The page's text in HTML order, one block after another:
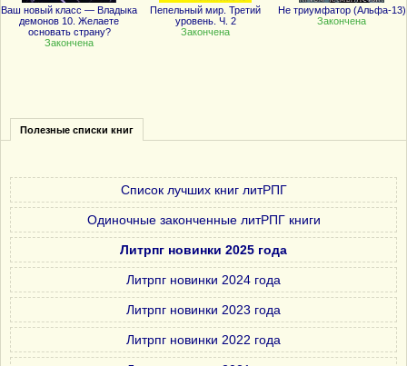
Ваш новый класс — Владыка
демонов 10. Желаете
основать страну?
Закончена
Пепельный мир. Третий
уровень. Ч. 2
Закончена
Не триумфатор (Альфа-13)
Закончена
Полезные списки книг
Список лучших книг литРПГ
Одиночные законченные литРПГ книги
Литрпг новинки 2025 года
Литрпг новинки 2024 года
Литрпг новинки 2023 года
Литрпг новинки 2022 года